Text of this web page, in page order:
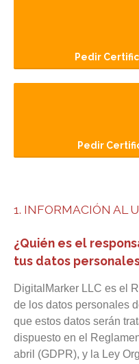
Pedir
Pedir
1. INFORMACIÓN AL
¿Quién es el
tus datos
DigitalMarker LLC es el
de los datos personales
que estos datos serán
dispuesto en el
abril (GDPR), y la Ley